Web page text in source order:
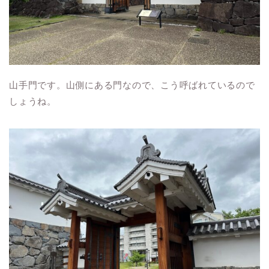
山手門です。山側にある門なので、こう呼ばれているので
しょうね。